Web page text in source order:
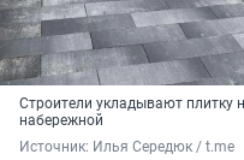
Строители укладывают плитку
набережной
Источник: Илья Середюк / t.me